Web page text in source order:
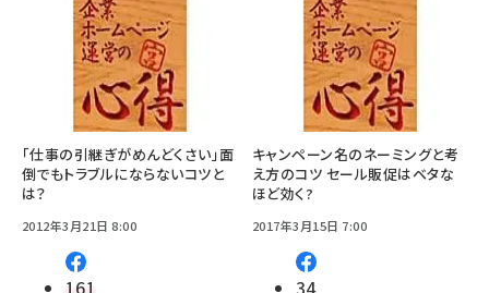
「仕事の引継ぎがめんどくさい」面
倒でもトラブルにならないコツと
は？
2012年3月21日 8:00
161
キャンペーン名のネーミングと考
え方のコツ セール販促はベタな
ほど効く?
2017年3月15日 7:00
34